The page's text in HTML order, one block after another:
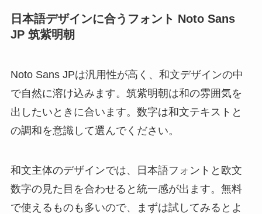
日本語デザインに合うフォント Noto Sans
JP 筑紫明朝
Noto Sans JPは汎用性が高く、和文デザインの中
で自然に溶け込みます。筑紫明朝は和の雰囲気を
出したいときに合います。数字は和文テキストと
の調和を意識して選んでください。
和文主体のデザインでは、日本語フォントと欧文
数字の見た目を合わせると統一感が出ます。無料
で使えるものも多いので、まずは試してみるとよ